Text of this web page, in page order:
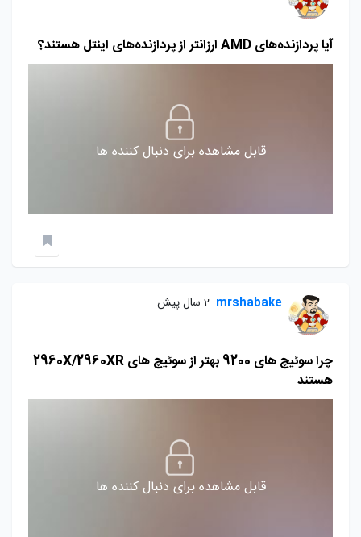
آیا پردازنده‌های AMD ارزانتر از پردازنده‌های اینتل هستند؟
قابل مشاهده برای دنبال کننده ها
mrshabake 2 سال پیش
چرا سوئیچ های 9200 بهتر از سوئیچ های 2960X/2960XR
هستند
قابل مشاهده برای دنبال کننده ها